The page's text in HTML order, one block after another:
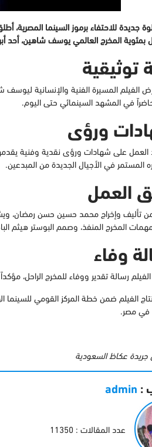
بمئوية المخرج العالمي يوسف شاهين، أحد
توثيقية
الفيلم المسيرة الفنية والإنسانية ليوسف
في المشهد السينمائي حتى اليوم.
ورؤى
على شهادات ورؤى نقدية وفنية
المستمر في الأجيال الجديدة من المبدعين.
العمل
من تأليف وإخراج محمد حسين حسن رمضان،
المخرج المنفذ، وصمم البوستر هيثم
وفاء
رسالة تقدير ووفاء للمخرج الراحل،
الفيلم ضمن خطة المركز القومي للسينما
في مصر.
جريدة عكاظ السعودية
:
admin
عدد المقالات : 11350